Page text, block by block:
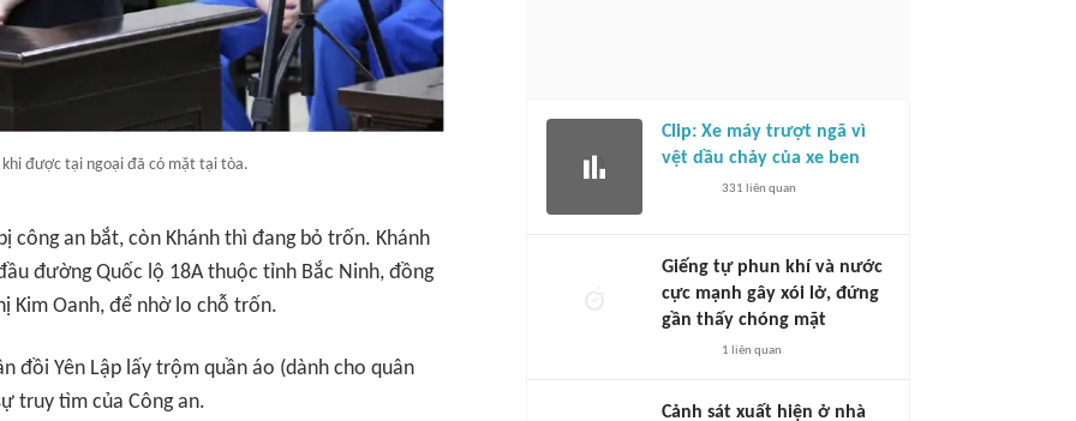
khi được tại ngoại đã có mặt tại tòa.
công an bắt, còn Khánh thì đang bỏ trốn. Khánh
đường Quốc lộ 18A thuộc tỉnh Bắc Ninh, đồng
Kim Oanh, để nhờ lo chỗ trốn.
đồi Yên Lập lấy trộm quần áo (dành cho quân
truy tìm của Công an.
Clip: Xe máy trượt ngã vì
vệt dầu chảy của xe ben
331 liên quan
Giếng tự phun khí và nước
cực mạnh gây xói lở, đứng
gần thấy chóng mặt
1 liên quan
Cảnh sát xuất hiện ở nhà